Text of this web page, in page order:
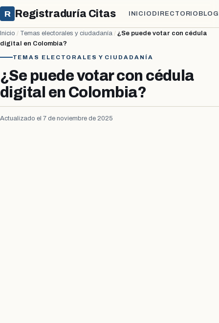
R Registraduría Citas INICIO DIRECTORIO BLOG
Inicio / Temas electorales y ciudadanía / ¿Se puede votar con cédula
digital en Colombia?
TEMAS ELECTORALES Y CIUDADANÍA
¿Se puede votar con cédula
digital en Colombia?
Actualizado el 7 de noviembre de 2025